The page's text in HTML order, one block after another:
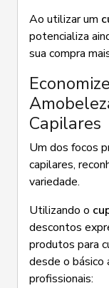
Ao utilizar um
potencializa
sua compra
Capilares
Um dos focos
capilares,
variedade.
Utilizando o
descontos
produtos para
desde o
profissionais: